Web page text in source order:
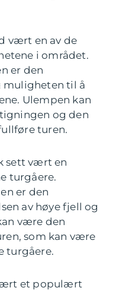
vært en av de
i området.
er den
til å
Ulempen kan
og den
turen.
sett vært en
turgåere.
er den
av høye fjell og
være den
som kan være
turgåere.
et populært